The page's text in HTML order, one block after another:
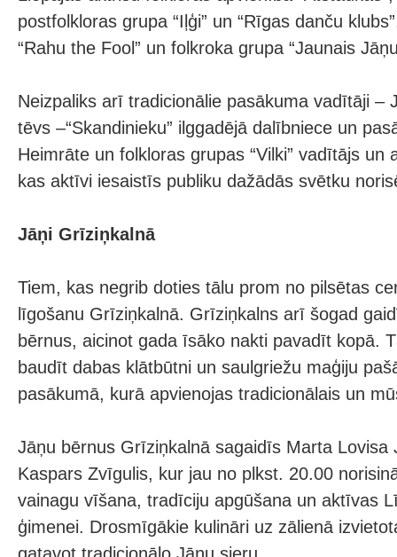
postfolkloras grupa “Iļģi” un “Rīgas danču
“Rahu the Fool” un folkroka grupa “Jaunais
Neizpaliks arī tradicionālie pasākuma vadītāji –
tēvs –“Skandinieku” ilggadējā dalībniece un
Heimrāte un folkloras grupas “Vilki” vadītājs un
kas aktīvi iesaistīs publiku dažādās svētku
Jāņi Grīziņkalnā
Tiem, kas negrib doties tālu prom no pilsētas
līgošanu Grīziņkalnā. Grīziņkalns arī šogad
bērnus, aicinot gada īsāko nakti pavadīt kopā.
baudīt dabas klātbūtni un saulgriežu maģiju
pasākumā, kurā apvienojas tradicionālais un
Jāņu bērnus Grīziņkalnā sagaidīs Marta Lovisa
Kaspars Zvīgulis, kur jau no plkst. 20.00
vainagu vīšana, tradīciju apgūšana un aktīvas
ģimenei. Drosmīgākie kulināri uz zālienā